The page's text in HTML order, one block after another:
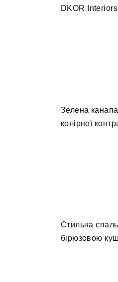
DKOR
Зелена
колірної
Стильна
бірюзовою